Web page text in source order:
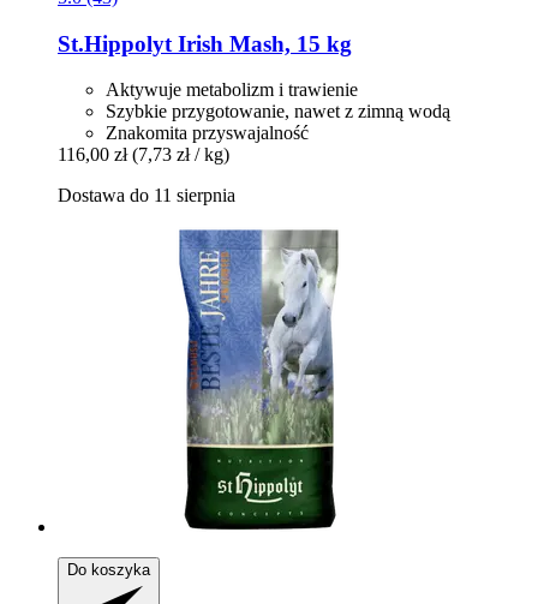
St.Hippolyt Irish Mash, 15 kg
Aktywuje metabolizm i trawienie
Szybkie przygotowanie, nawet z zimną wodą
Znakomita przyswajalność
116,00 zł (7,73 zł / kg)
Dostawa do 11 sierpnia
Do koszyka